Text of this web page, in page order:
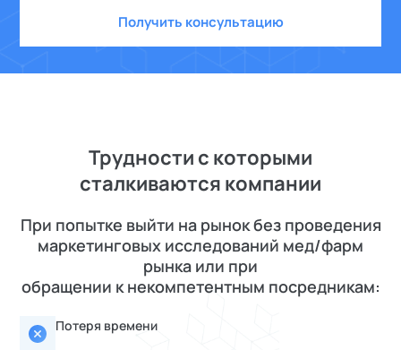
Получить консультацию
Трудности с которыми
сталкиваются компании
При попытке выйти на рынок без проведения
маркетинговых исследований мед/фарм
рынка или при
обращении к некомпетентным посредникам:
Потеря времени